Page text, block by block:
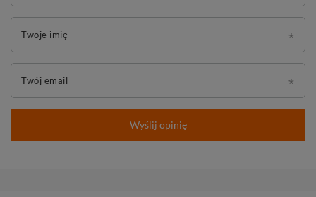
Twoje imię
Twój email
Wyślij opinię